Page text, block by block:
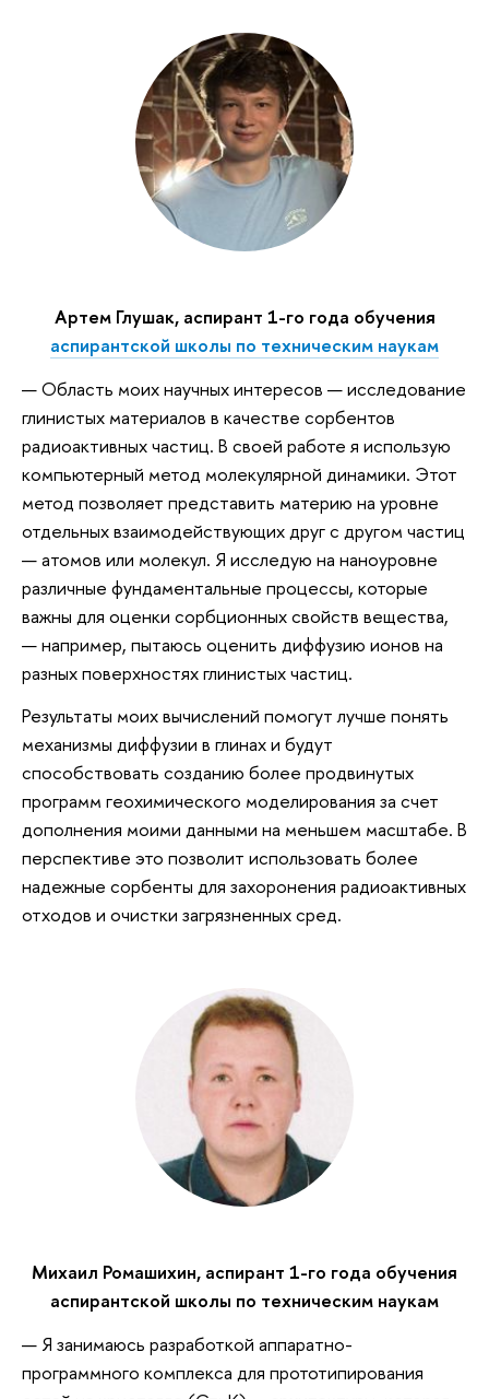
Артем Глушак, аспирант 1-го года обучения
аспирантской школы по техническим наукам
— Область моих научных интересов — исследование
глинистых материалов в качестве сорбентов
радиоактивных частиц. В своей работе я использую
компьютерный метод молекулярной динамики. Этот
метод позволяет представить материю на уровне
отдельных взаимодействующих друг с другом частиц
— атомов или молекул. Я исследую на наноуровне
различные фундаментальные процессы, которые
важны для оценки сорбционных свойств вещества,
— например, пытаюсь оценить диффузию ионов на
разных поверхностях глинистых частиц.
Результаты моих вычислений помогут лучше понять
механизмы диффузии в глинах и будут
способствовать созданию более продвинутых
программ геохимического моделирования за счет
дополнения моими данными на меньшем масштабе. В
перспективе это позволит использовать более
надежные сорбенты для захоронения радиоактивных
отходов и очистки загрязненных сред.
Михаил Ромашихин, аспирант 1-го года обучения
аспирантской школы по техническим наукам
— Я занимаюсь разработкой аппаратно-
программного комплекса для прототипирования